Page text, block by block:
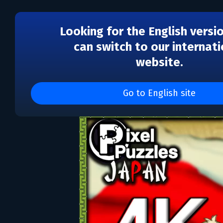
Looking for the English
can switch to our
website.
Go to English site
Pixel Puzzles 4k: Japan